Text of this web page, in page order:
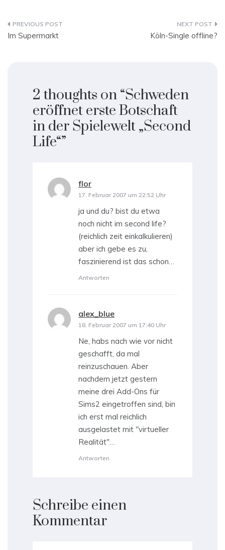
Beitragsnavigation
Im Supermarkt Köln-Single offline?
2 thoughts on “Schweden
eröffnet erste Botschaft
in der Spielewelt „Second
Life“”
flor
17. Februar 2007 um 22:52 Uhr
ja und du? bist du etwa
noch nicht im second life?
(reichlich zeit einkalkulieren)
aber ich gebe es zu,
faszinierend ist das schon…
Antworten
alex_blue
18. Februar 2007 um 17:40 Uhr
Ne, habs nach wie vor nicht
geschafft, da mal
reinzuschauen. Aber
nachdem jetzt gestern
meine drei Add-Ons für
Sims2 eingetroffen sind, bin
ich erst mal reichlich
ausgelastet mit "virtueller
Realität"…
Antworten
Schreibe einen
Kommentar